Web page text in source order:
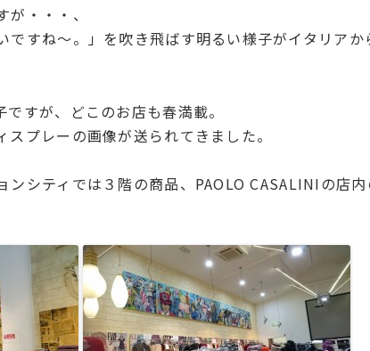
・・・、
ですね～。」を吹き飛ばす明るい様子がイタリアか
すが、どこのお店も春満載。
プレーの画像が送られてきました。
ンシティでは３階の商品、PAOLO CASALINIの店